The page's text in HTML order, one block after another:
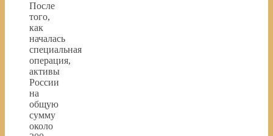
После
того,
как
началась
специальная
операция,
активы
России
на
общую
сумму
около